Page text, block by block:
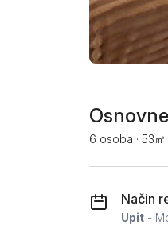
6 osoba · 53㎡
Način
Upit -